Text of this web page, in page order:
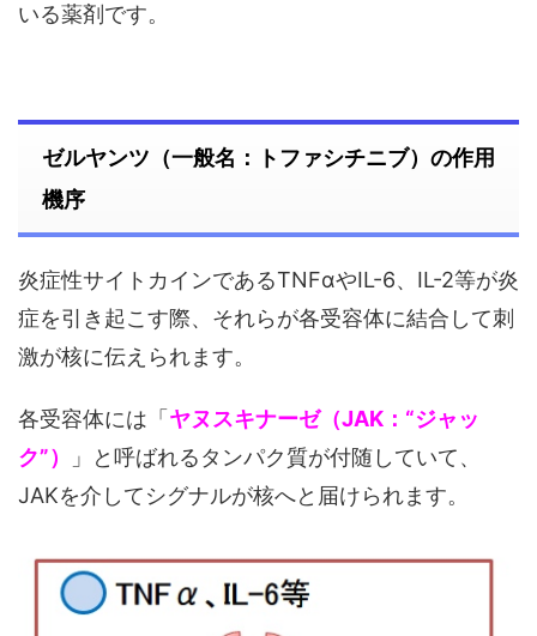
いる薬剤です。
ゼルヤンツ（一般名：トファシチニブ）の作用
機序
炎症性サイトカインであるTNFαやIL-6、IL-2等が炎
症を引き起こす際、それらが各受容体に結合して刺
激が核に伝えられます。
各受容体には「 ヤヌスキナーゼ（JAK：“ジャッ
ク”）
」と呼ばれるタンパク質が付随していて、
JAKを介してシグナルが核へと届けられます。